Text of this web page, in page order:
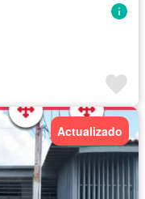
Actualizado